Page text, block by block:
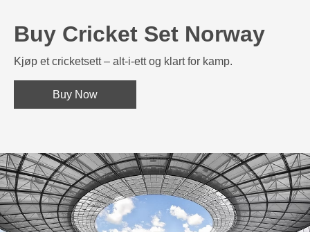
Buy Cricket Set Norway
Kjøp et cricketsett – alt-i-ett og klart for kamp.
Buy Now